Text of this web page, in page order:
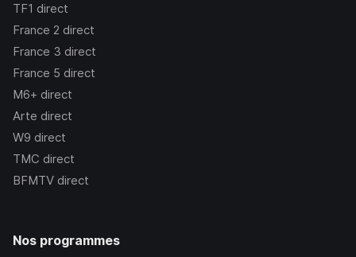
TF1 direct
France 2 direct
France 3 direct
France 5 direct
M6+ direct
Arte direct
W9 direct
TMC direct
BFMTV direct
Nos programmes